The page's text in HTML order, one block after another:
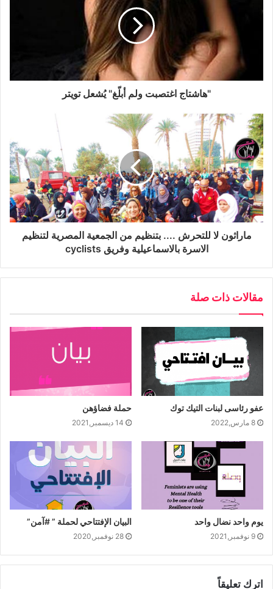
"هاشتاج اغتصبت ولم أبلّغ" يُشعل تويتر
ماراثون لا للتحرش .... بتنظيم من الجمعية المصرية لتنظيم
الاسرة بالاسماعيلية وفريق cyclists
مقالات ذات صلة
عفو رئاسى لبنات التيك توك
8 مارس,2022
حملة فضاؤهن
14 ديسمبر,2021
يوم واحد نضال واحد
9 نوفمبر,2021
البيان الإفتتاحي لحملة ” #آمن”
28 نوفمبر,2020
اترك تعليقاً